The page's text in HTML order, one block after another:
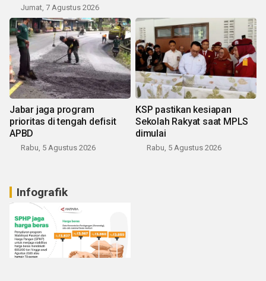
Jumat, 7 Agustus 2026
Jabar jaga program
prioritas di tengah defisit
APBD
Rabu, 5 Agustus 2026
KSP pastikan kesiapan
Sekolah Rakyat saat MPLS
dimulai
Rabu, 5 Agustus 2026
Infografik